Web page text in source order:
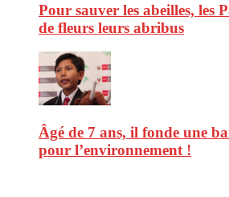
Pour sauver les abeilles, les
de fleurs leurs abribus
Âgé de 7 ans, il fonde une
pour l’environnement !